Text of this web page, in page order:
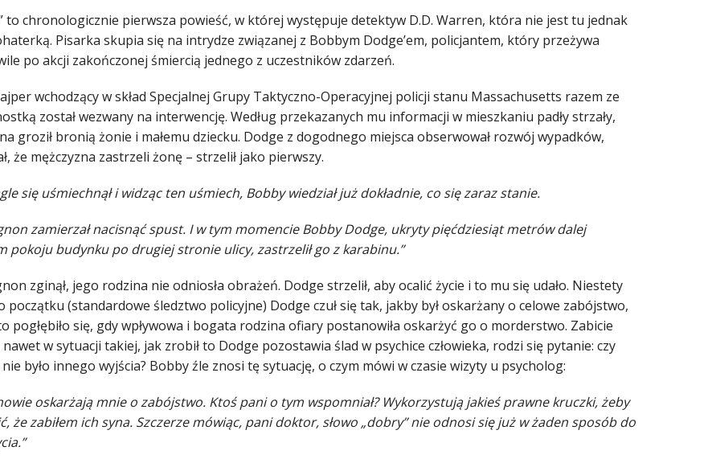
to chronologicznie pierwsza powieść, w której występuje detektyw D.D. Warren, która nie jest tu jednak
Pisarka skupia się na intrydze związanej z Bobbym Dodge’em, policjantem, który przeżywa
po akcji zakończonej śmiercią jednego z uczestników zdarzeń.
wchodzący w skład Specjalnej Grupy Taktyczno-Operacyjnej policji stanu Massachusetts razem ze
został wezwany na interwencję. Według przekazanych mu informacji w mieszkaniu padły strzały,
groził bronią żonie i małemu dziecku. Dodge z dogodnego miejsca obserwował rozwój wypadków,
że mężczyzna zastrzeli żonę – strzelił jako pierwszy.
się uśmiechnął i widząc ten uśmiech, Bobby wiedział już dokładnie, co się zaraz stanie.
zamierzał nacisnąć spust. I w tym momencie Bobby Dodge, ukryty pięćdziesiąt metrów dalej
pokoju budynku po drugiej stronie ulicy, zastrzelił go z karabinu.”
zginął, jego rodzina nie odniosła obrażeń. Dodge strzelił, aby ocalić życie i to mu się udało. Niestety
początku (standardowe śledztwo policyjne) Dodge czuł się tak, jakby był oskarżany o celowe zabójstwo,
pogłębiło się, gdy wpływowa i bogata rodzina ofiary postanowiła oskarżyć go o morderstwo. Zabicie
nawet w sytuacji takiej, jak zrobił to Dodge pozostawia ślad w psychice człowieka, rodzi się pytanie: czy
było innego wyjścia? Bobby źle znosi tę sytuację, o czym mówi w czasie wizyty u psycholog:
oskarżają mnie o zabójstwo. Ktoś pani o tym wspomniał? Wykorzystują jakieś prawne kruczki, żeby
że zabiłem ich syna. Szczerze mówiąc, pani doktor, słowo „dobry” nie odnosi się już w żaden sposób do